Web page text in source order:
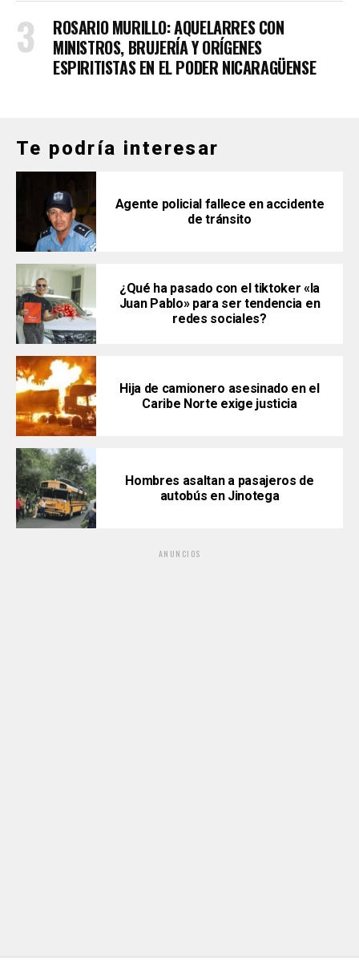
ROSARIO MURILLO: AQUELARRES CON
MINISTROS, BRUJERÍA Y ORÍGENES
ESPIRITISTAS EN EL PODER NICARAGÜENSE
Te podría interesar
Agente policial fallece en accidente
de tránsito
¿Qué ha pasado con el tiktoker «la
Juan Pablo» para ser tendencia en
redes sociales?
Hija de camionero asesinado en el
Caribe Norte exige justicia
Hombres asaltan a pasajeros de
autobús en Jinotega
ANUNCIOS